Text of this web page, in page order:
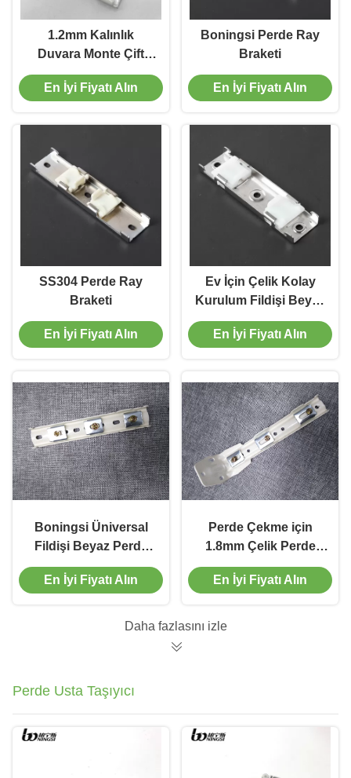
1.2mm Kalınlık
Duvara Monte Çift
Perde Pisti
En İyi Fiyatı Alın
Boningsi Perde Ray
Braketi
En İyi Fiyatı Alın
SS304 Perde Ray
Braketi
En İyi Fiyatı Alın
Ev İçin Çelik Kolay
Kurulum Fildişi Beyaz
Perde Parça Braketi
En İyi Fiyatı Alın
Boningsi Üniversal
Fildişi Beyaz Perde
Saçak Ray Konsolları
En İyi Fiyatı Alın
Perde Çekme için
1.8mm Çelik Perde
Parça Braketi
Ayarlanabilir Duvar
En İyi Fiyatı Alın
Daha fazlasını izle
Perde Usta Taşıyıcı